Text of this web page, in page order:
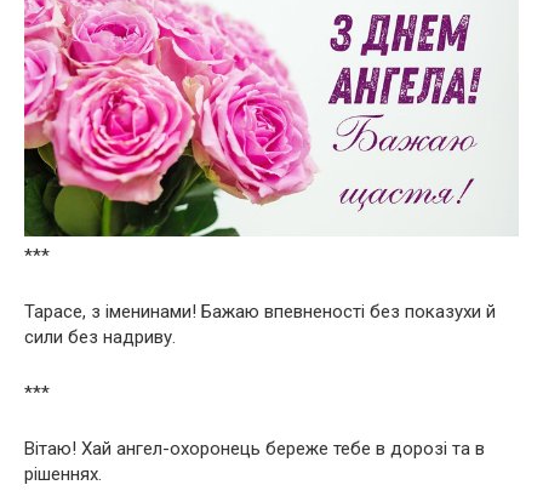
***
Тарасе, з іменинами! Бажаю впевненості без показухи й
сили без надриву.
***
Вітаю! Хай ангел-охоронець береже тебе в дорозі та в
рішеннях.